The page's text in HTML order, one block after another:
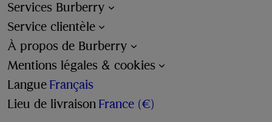
Services Burberry
Service clientèle
À propos de Burberry
Mentions légales & cookies
Langue Français
Lieu de livraison France (€)